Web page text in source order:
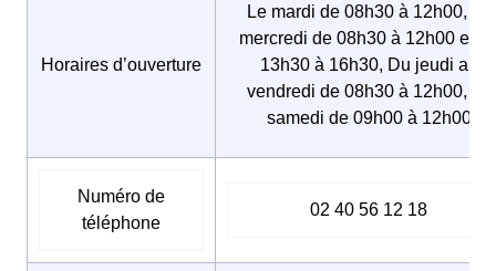
Horaires d’ouverture
Le mardi de 08h30 à 12h00, Le
mercredi de 08h30 à 12h00 et
13h30 à 16h30, Du jeudi au
vendredi de 08h30 à 12h00, Le
samedi de 09h00 à 12h00
Numéro de
téléphone
02 40 56 12 18